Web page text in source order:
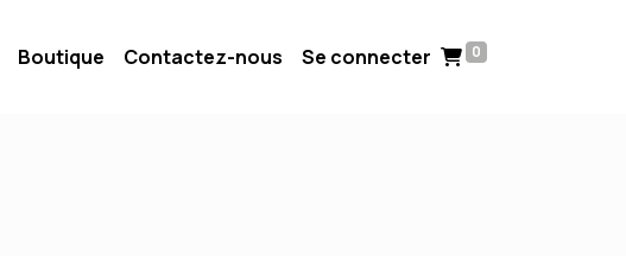
Boutique Contactez-nous Se connecter 0